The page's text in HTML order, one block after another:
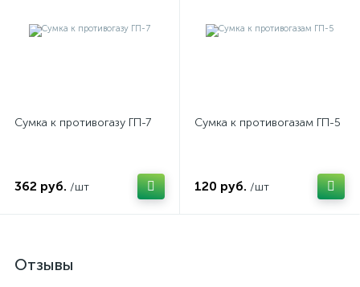
Сумка к противогазу ГП-7
362 руб. /шт
Сумка к противогазам ГП-5
120 руб. /шт
Отзывы